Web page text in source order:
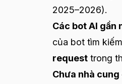
2025–2026).
Các bot AI gần
của bot tìm
request trong
Chưa nhà cung